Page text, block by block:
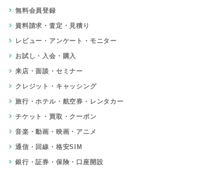
無料会員登録
資料請求・査定・見積り
レビュー・アンケート・モニター
お試し・入会・購入
来店・面談・セミナー
クレジット・キャッシング
旅行・ホテル・航空券・レンタカー
チケット・買取・クーポン
音楽・動画・映画・アニメ
通信・回線・格安SIM
銀行・証券・保険・口座開設